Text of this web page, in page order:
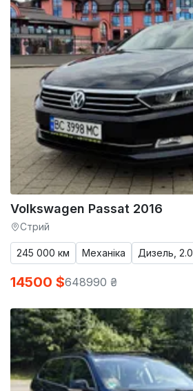
Volkswagen Passat 2016
Стрий
245 000 км Механіка Дизель, 2.0
14500 $648990 ₴